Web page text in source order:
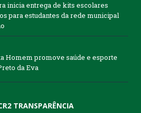
inicia entrega de kits escolares
para estudantes da rede municipal
Homem promove saúde e esporte
da Eva
TRANSPARÊNCIA